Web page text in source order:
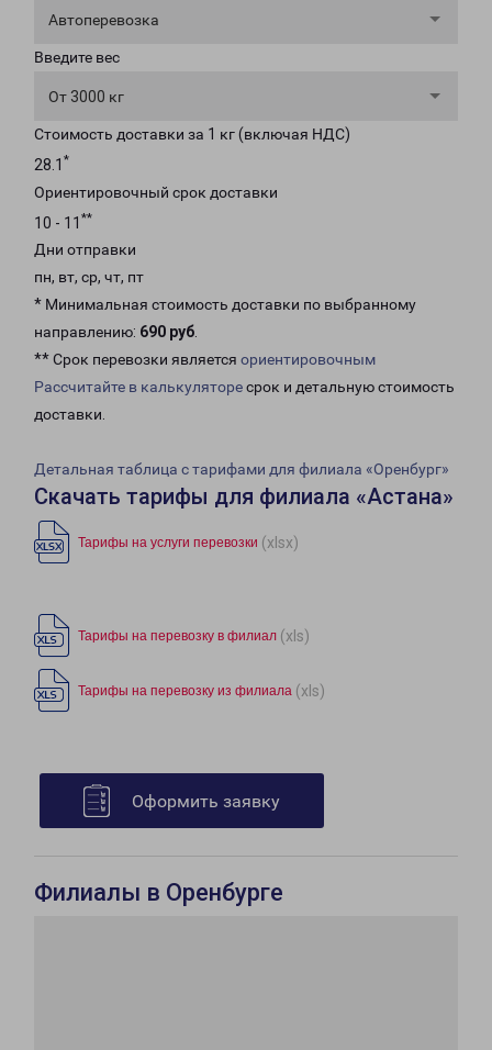
Автоперевозка
Введите вес
От 3000 кг
Стоимость доставки за 1 кг (включая НДС)
28.1 *
Ориентировочный срок доставки
10 - 11 **
Дни отправки
пн, вт, ср, чт, пт
* Минимальная стоимость доставки по выбранному
направлению: 690 руб.
** Срок перевозки является ориентировочным
Рассчитайте в калькуляторесрок и детальную стоимость
доставки.
Детальная таблица с тарифами для филиала «Оренбург»
Скачать тарифы для филиала «Астана»
Тарифы на услуги перевозки (xlsx)
Тарифы на перевозку в филиал (xls)
Тарифы на перевозку из филиала (xls)
Оформить заявку
Филиалы в Оренбурге